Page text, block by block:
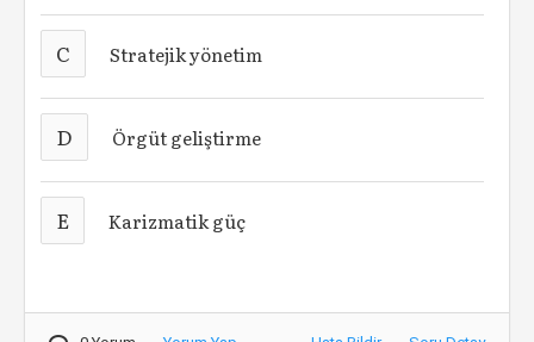
C Stratejik yönetim
D Örgüt geliştirme
E Karizmatik güç